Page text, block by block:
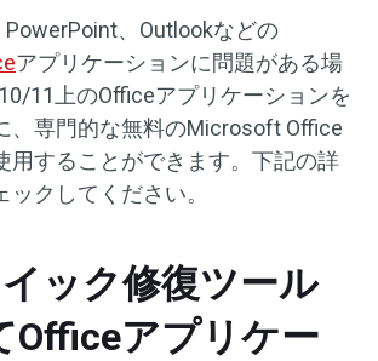
、Outlookなどの
アプリケーションに問題がある場
11上のOfficeアプリケーションを
、専門的な無料のMicrosoft Office
用することができます。下記の詳
クしてください。
ック修復ツール
Officeアプリケー